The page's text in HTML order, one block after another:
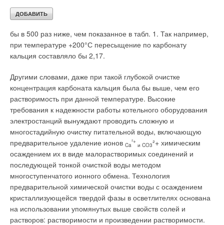
концентрации в питательной воде даже, если бы она была
представлена только ионами
бы в 500 раз ниже, чем показанное в табл. 1. Так например,
при температуре +200°С пересыщение по карбонату
кальция составляло бы 2,17.
Другими словами, даже при такой глубокой очистке
концентрация карбоната кальция была бы выше, чем его
растворимость при данной температуре. Высокие
требования к надежности работы котельного оборудования
электростанций вынуждают проводить сложную и
многостадийную очистку питательной воды, включающую
предварительное удаление ионов Ca
²+
и CO3²+ химическим
осаждением их в виде малорастворимых соединений и
последующей тонкой очисткой воды методом
многоступенчатого ионного обмена. Технология
предварительной химической очистки воды с осаждением
кристаллизующейся твердой фазы в осветлителях основана
на использовании упомянутых выше свойств солей и
растворов: растворимости и произведении растворимости.